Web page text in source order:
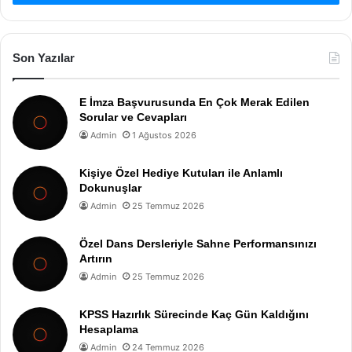
Son Yazılar
E İmza Başvurusunda En Çok Merak Edilen
Sorular ve Cevapları
Admin 1 Ağustos 2026
Kişiye Özel Hediye Kutuları ile Anlamlı
Dokunuşlar
Admin 25 Temmuz 2026
Özel Dans Dersleriyle Sahne Performansınızı
Artırın
Admin 25 Temmuz 2026
KPSS Hazırlık Sürecinde Kaç Gün Kaldığını
Hesaplama
Admin 24 Temmuz 2026